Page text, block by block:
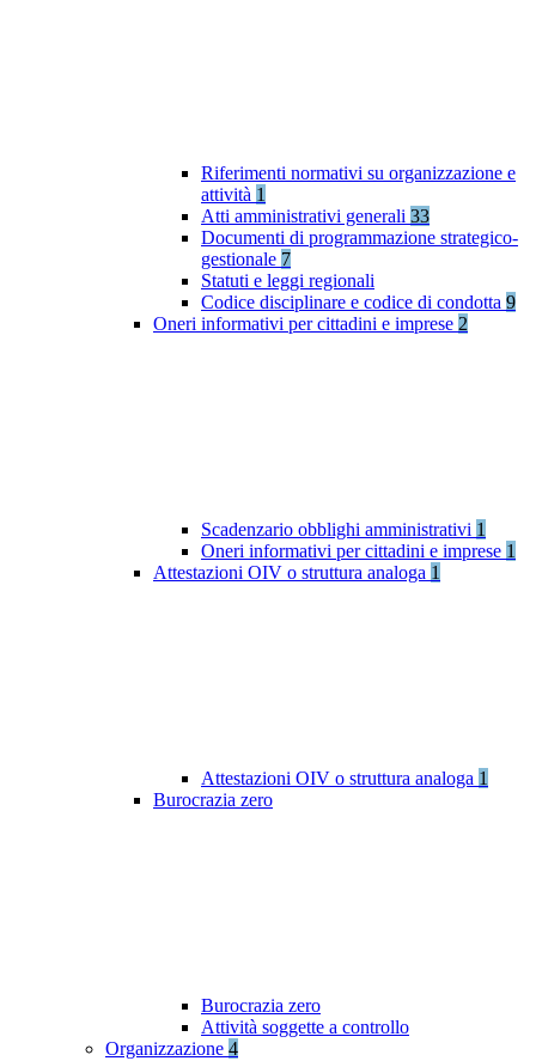
Riferimenti normativi su organizzazione e
attività 1
Atti amministrativi generali 33
Documenti di programmazione strategico-
gestionale 7
Statuti e leggi regionali
Codice disciplinare e codice di condotta 9
Oneri informativi per cittadini e imprese 2
Scadenzario obblighi amministrativi 1
Oneri informativi per cittadini e imprese 1
Attestazioni OIV o struttura analoga 1
Attestazioni OIV o struttura analoga 1
Burocrazia zero
Burocrazia zero
Attività soggette a controllo
Organizzazione 4